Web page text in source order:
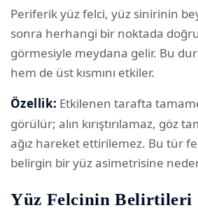
Periferik yüz felci, yüz sinirinin
sonra herhangi bir noktada
görmesiyle meydana gelir. Bu
hem de üst kısmını etkiler.
Özellik: Etkilenen tarafta
görülür; alın kırıştırılamaz, göz
ağız hareket ettirilemez. Bu tür
belirgin bir yüz asimetrisine
Yüz Felcinin Belirtileri